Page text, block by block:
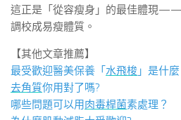
這正是「從容瘦身」的最佳體現
調校成易瘦體質。
【其他文章推薦】
最受歡迎醫美保養「 水飛梭 」是什麼
去角質你用對了嗎?
哪些問題可以用肉毒桿菌素處理？